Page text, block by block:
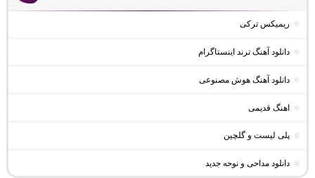
ریمیکس ترکی
دانلود آهنگ ترند اینستاگرام
دانلود آهنگ هوش مصنوعی
اهنگ قدیمی
پلی لیست و گلچین
دانلود مداحی و نوحه جدید